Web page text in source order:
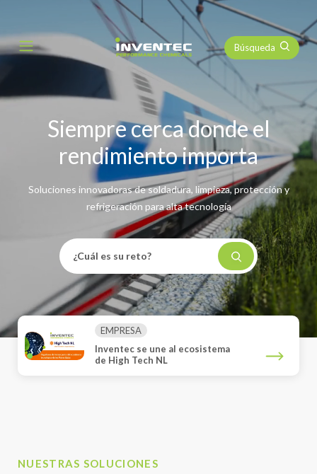
Main Navigation Búsqueda
Siempre cerca donde el
rendimiento importa
Soluciones innovadoras de soldadura, limpieza, protección y
refrigeración para alta tecnología
¿Cuál es su reto?
EMPRESA
Inventec se une al ecosistema
de High Tech NL
NUESTRAS SOLUCIONES